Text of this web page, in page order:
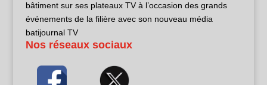
bâtiment sur ses plateaux TV à l’occasion des grands
événements de la filière avec son nouveau média
batijournal TV
Nos réseaux sociaux